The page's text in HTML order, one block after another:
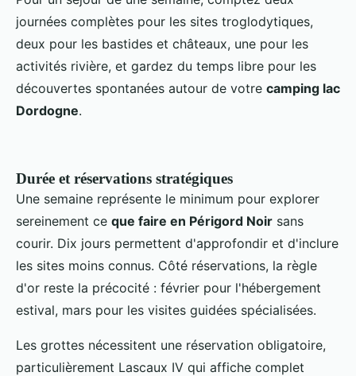
journées complètes pour les sites troglodytiques,
deux pour les bastides et châteaux, une pour les
activités rivière, et gardez du temps libre pour les
découvertes spontanées autour de votre camping lac
Dordogne.
Durée et réservations stratégiques
Une semaine représente le minimum pour explorer
sereinement ce que faire en Périgord Noir sans
courir. Dix jours permettent d'approfondir et d'inclure
les sites moins connus. Côté réservations, la règle
d'or reste la précocité : février pour l'hébergement
estival, mars pour les visites guidées spécialisées.
Les grottes nécessitent une réservation obligatoire,
particulièrement Lascaux IV qui affiche complet